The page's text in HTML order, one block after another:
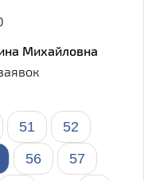
Михайловна
51
52
56
57